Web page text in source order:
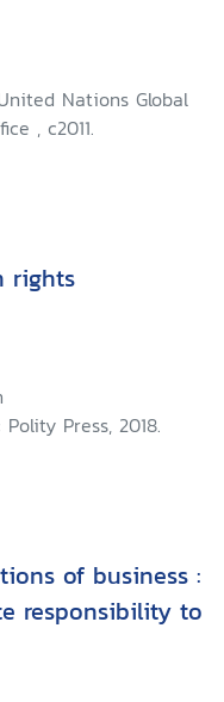
Nations Global
, c2011.
rights
Press, 2018.
of business :
responsibility to